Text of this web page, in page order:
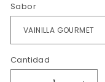
Sabor
Cantidad